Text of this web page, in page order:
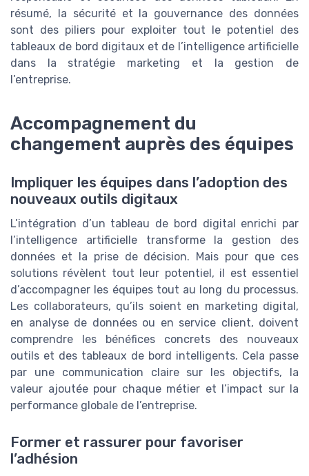
résumé, la sécurité et la gouvernance des données
sont des piliers pour exploiter tout le potentiel des
tableaux de bord digitaux et de l’intelligence artificielle
dans la stratégie marketing et la gestion de
l’entreprise.
Accompagnement du
changement auprès des équipes
Impliquer les équipes dans l’adoption des
nouveaux outils digitaux
L’intégration d’un tableau de bord digital enrichi par
l’intelligence artificielle transforme la gestion des
données et la prise de décision. Mais pour que ces
solutions révèlent tout leur potentiel, il est essentiel
d’accompagner les équipes tout au long du processus.
Les collaborateurs, qu’ils soient en marketing digital,
en analyse de données ou en service client, doivent
comprendre les bénéfices concrets des nouveaux
outils et des tableaux de bord intelligents. Cela passe
par une communication claire sur les objectifs, la
valeur ajoutée pour chaque métier et l’impact sur la
performance globale de l’entreprise.
Former et rassurer pour favoriser
l’adhésion